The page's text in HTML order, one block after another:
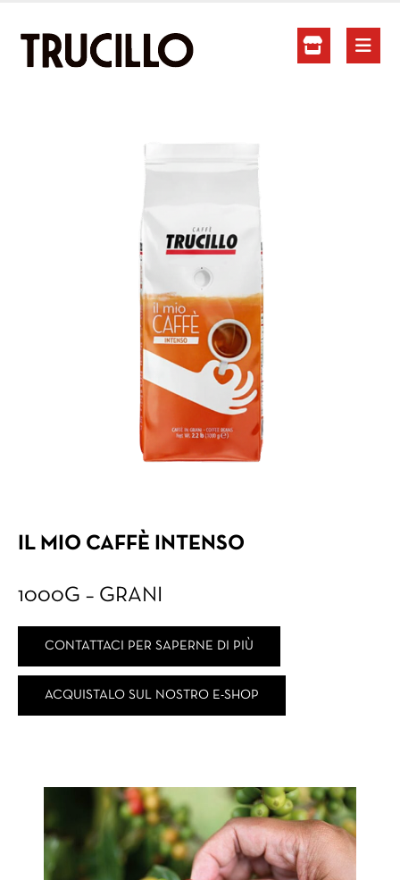
IL MIO CAFFÈ INTENSO
1000G – GRANI
CONTATTACI PER SAPERNE DI PIÙ
ACQUISTALO SUL NOSTRO E-SHOP